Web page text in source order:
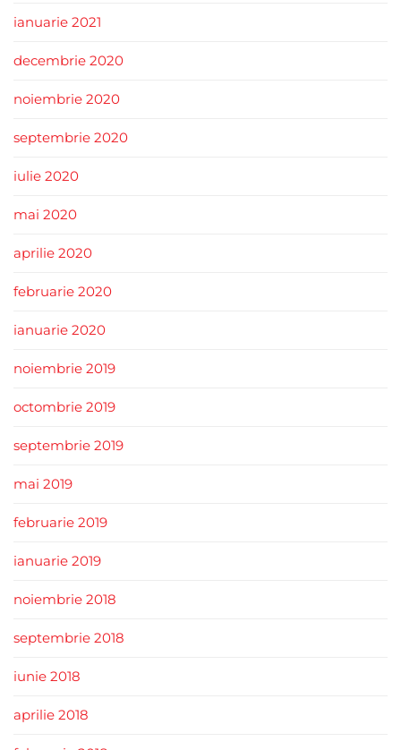
ianuarie 2021
decembrie 2020
noiembrie 2020
septembrie 2020
iulie 2020
mai 2020
aprilie 2020
februarie 2020
ianuarie 2020
noiembrie 2019
octombrie 2019
septembrie 2019
mai 2019
februarie 2019
ianuarie 2019
noiembrie 2018
septembrie 2018
iunie 2018
aprilie 2018